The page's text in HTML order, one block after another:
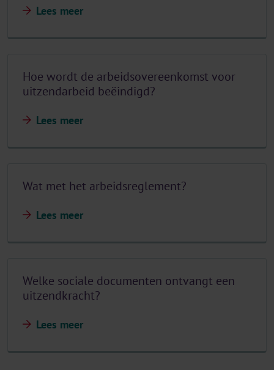
Lees meer
Hoe wordt de arbeidsovereenkomst voor
uitzendarbeid beëindigd?
Lees meer
Wat met het arbeidsreglement?
Lees meer
Welke sociale documenten ontvangt een
uitzendkracht?
Lees meer